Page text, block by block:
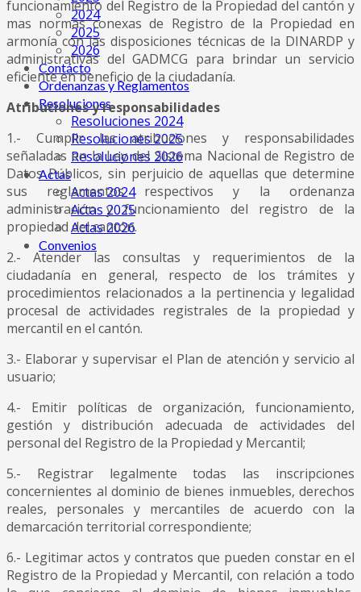
2024
2025
2026
Contácto
Ordenanzas y Reglamentos
Resoluciones
Resoluciones 2024
Resoluciones 2025
Resoluciones 2026
Actas
Actas 2024
Actas 2025
Actas 2026
Convenios
funcionamiento del Registro de la Propiedad del cantón y
mas normas conexas de Registro de la Propiedad en
armonía con las disposiciones técnicas de la DINARDP y
administrativas del GADMCG para brindar un servicio
eficiente en beneficio de la ciudadanía.
Atribuciones y responsabilidades
1.- Cumplir las atribuciones y responsabilidades
señaladas en la Ley del Sistema Nacional de Registro de
Datos Públicos, sin perjuicio de aquellas que determine
sus reglamentos respectivos y la ordenanza
administración y funcionamiento del registro de la
propiedad del cantón.
2.- Atender las consultas y requerimientos de la
ciudadanía en general, respecto de los trámites y
procedimientos relacionados a la pertinencia y legalidad
procesal de actividades registrales de la propiedad y
mercantil en el cantón.
3.- Elaborar y supervisar el Plan de atención y servicio al
usuario;
4.- Emitir políticas de organización, funcionamiento,
gestión y distribución adecuada de actividades del
personal del Registro de la Propiedad y Mercantil;
5.- Registrar legalmente todas las inscripciones
concernientes al dominio de bienes inmuebles, derechos
reales, personales y mercantiles de acuerdo con la
demarcación territorial correspondiente;
6.- Legitimar actos y contratos que pueden constar en el
Registro de la Propiedad y Mercantil, con relación a todo